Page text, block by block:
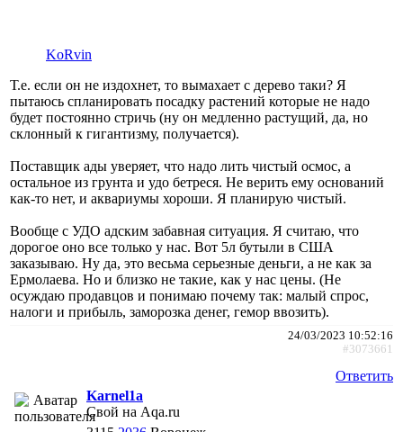
KoRvin
Т.е. если он не издохнет, то вымахает с дерево таки? Я
пытаюсь спланировать посадку растений которые не надо
будет постоянно стричь (ну он медленно растущий, да, но
склонный к гигантизму, получается).
Поставщик ады уверяет, что надо лить чистый осмос, а
остальное из грунта и удо бетреся. Не верить ему оснований
как-то нет, и аквариумы хороши. Я планирую чистый.
Вообще с УДО адским забавная ситуация. Я считаю, что
дорогое оно все только у нас. Вот 5л бутыли в США
заказываю. Ну да, это весьма серьезные деньги, а не как за
Ермолаева. Но и близко не такие, как у нас цены. (Не
осуждаю продавцов и понимаю почему так: малый спрос,
налоги и прибыль, заморозка денег, гемор ввозить).
24/03/2023 10:52:16
#3073661
Ответить
Karnel1a
Свой на Aqa.ru